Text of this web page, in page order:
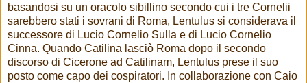
basandosi su un oracolo sibillino secondo cui i tre Cornelii
sarebbero stati i sovrani di Roma, Lentulus si considerava il
successore di Lucio Cornelio Sulla e di Lucio Cornelio
Cinna. Quando Catilina lasciò Roma dopo il secondo
discorso di Cicerone ad Catilinam, Lentulus prese il suo
posto come capo dei cospiratori. In collaborazione con Caio